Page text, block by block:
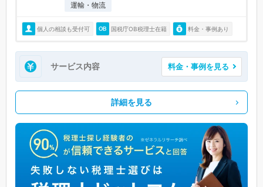
運輸・物流
個人の相談も受付可 国税庁OB税理士在籍 料金・事例あり
サービス内容 料金・事例を見る
詳細を見る